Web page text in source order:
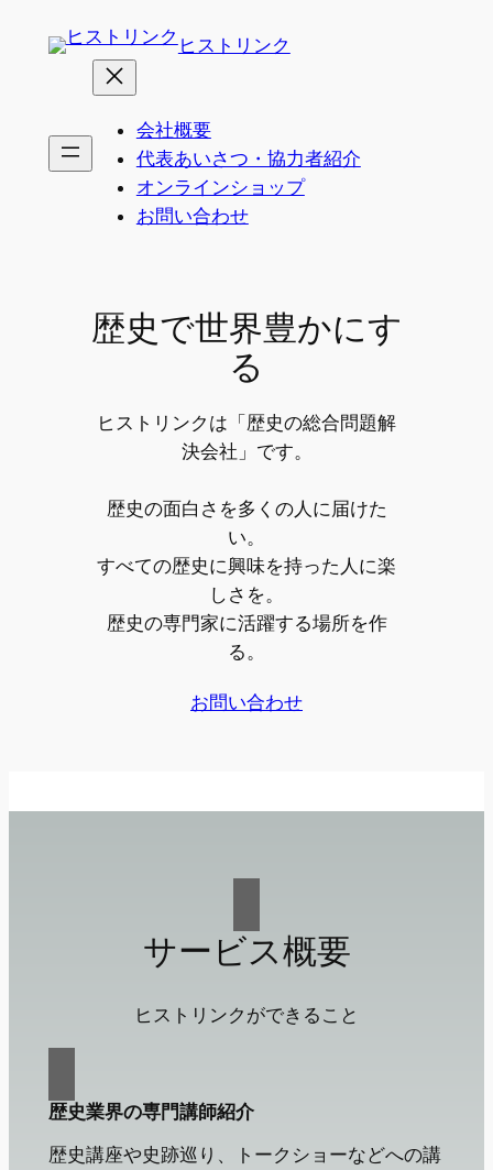
ヒストリンク
会社概要
代表あいさつ・協力者紹介
オンラインショップ
お問い合わせ
歴史で世界豊かにす
る
ヒストリンクは「歴史の総合問題解
決会社」です。
歴史の面白さを多くの人に届けた
い。
すべての歴史に興味を持った人に楽
しさを。
歴史の専門家に活躍する場所を作
る。
お問い合わせ
サービス概要
ヒストリンクができること
歴史業界の専門講師紹介
歴史講座や史跡巡り、トークショーなどへの講